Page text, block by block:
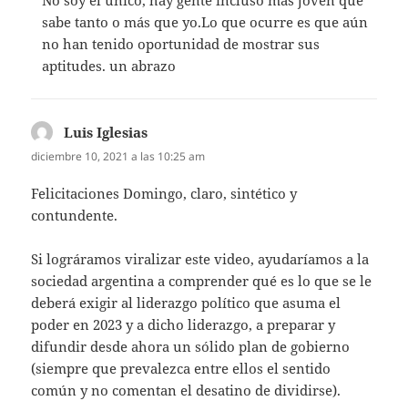
sabe tanto o más que yo.Lo que ocurre es que aún
no han tenido oportunidad de mostrar sus
aptitudes. un abrazo
Luis Iglesias
diciembre 10, 2021 a las 10:25 am
Felicitaciones Domingo, claro, sintético y
contundente.
Si lográramos viralizar este video, ayudaríamos a la
sociedad argentina a comprender qué es lo que se le
deberá exigir al liderazgo político que asuma el
poder en 2023 y a dicho liderazgo, a preparar y
difundir desde ahora un sólido plan de gobierno
(siempre que prevalezca entre ellos el sentido
común y no comentan el desatino de dividirse).